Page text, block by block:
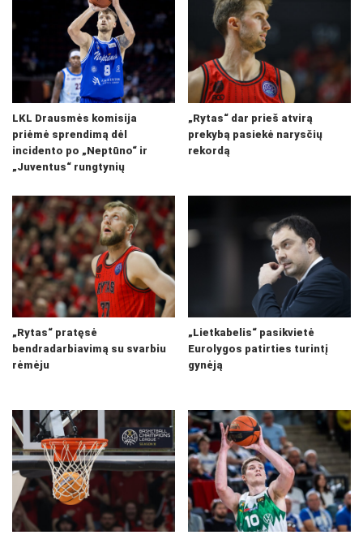
LKL Drausmės komisija
priėmė sprendimą dėl
incidento po „Neptūno“ ir
„Juventus“ rungtynių
„Rytas“ dar prieš atvirą
prekybą pasiekė narysčių
rekordą
„Rytas“ pratęsė
bendradarbiavimą su svarbiu
rėmėju
„Lietkabelis“ pasikvietė
Eurolygos patirties turintį
gynėją